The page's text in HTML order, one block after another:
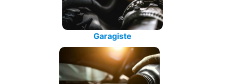
Garagiste